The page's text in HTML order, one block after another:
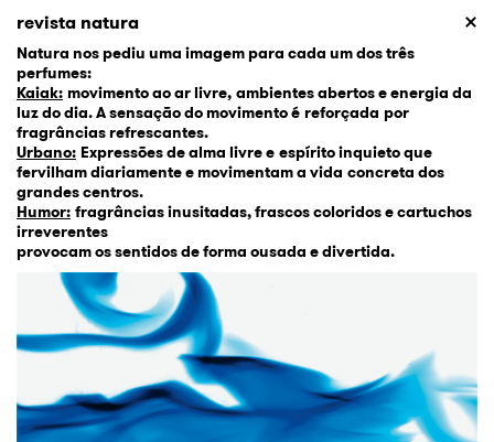
revista natura
Natura nos pediu uma imagem para cada um dos três
perfumes:
Kaiak: movimento ao ar livre, ambientes abertos e energia da
luz do dia. A sensação do movimento é reforçada por
fragrâncias refrescantes.
Urbano: Expressões de alma livre e espírito inquieto que
fervilham diariamente e movimentam a vida concreta dos
grandes centros.
Humor: fragrâncias inusitadas, frascos coloridos e cartuchos
irreverentes
provocam os sentidos de forma ousada e divertida.